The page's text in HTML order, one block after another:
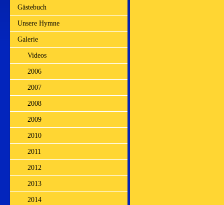
Gästebuch
Unsere Hymne
Galerie
Videos
2006
2007
2008
2009
2010
2011
2012
2013
2014